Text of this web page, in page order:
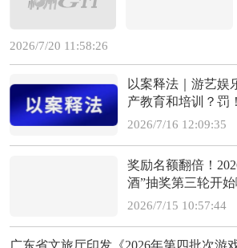
2026/7/20 11:58:26
以案释法｜游艺娱
产教育和培训？罚！
2026/7/16 12:09:35
奖励名额翻倍！
酒”抽奖第三轮开始
2026/7/15 10:57:44
广东省文旅厅印发《2026年第四批次游